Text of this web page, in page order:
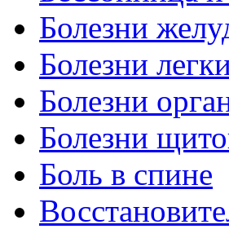
Болезни
Болезни
Болезни
Болезни
Боль в спине